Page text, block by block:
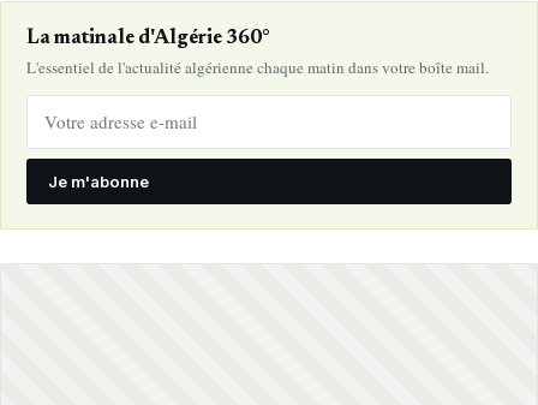
La matinale d'Algérie 360°
L'essentiel de l'actualité algérienne chaque matin dans votre boîte mail.
Je m'abonne